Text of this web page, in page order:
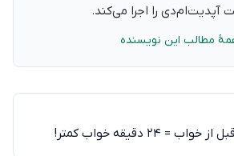
آپدیت‌ام‌دی را اجرا می‌کند.
مطالب این نویسنده
دقیقه خواب کمتر!